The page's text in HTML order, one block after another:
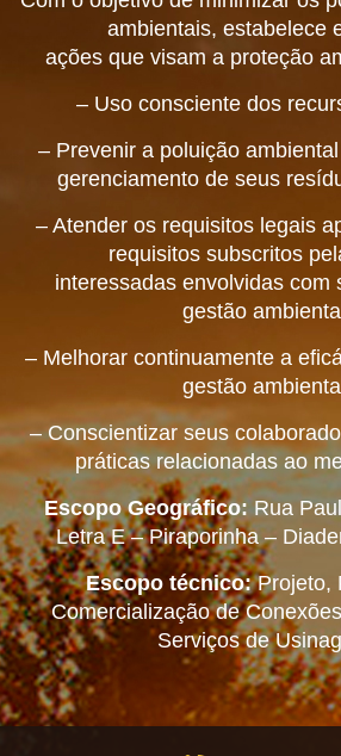
ambientais, estabelece
ações que visam a proteção
– Uso consciente dos
– Prevenir a poluição
gerenciamento de seus
– Atender os requisitos legais
requisitos subscritos
interessadas envolvidas com
gestão
– Melhorar continuamente a
gestão
– Conscientizar seus
práticas relacionadas ao
Escopo Geográfico:Rua
Letra E – Piraporinha –
Escopo técnico:Projeto,
Comercialização de
Serviços de